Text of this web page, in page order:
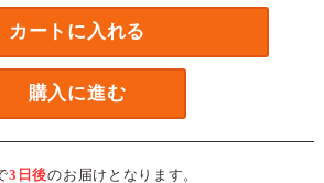
カートに入れる
購入に進む
3日後のお届けとなります。